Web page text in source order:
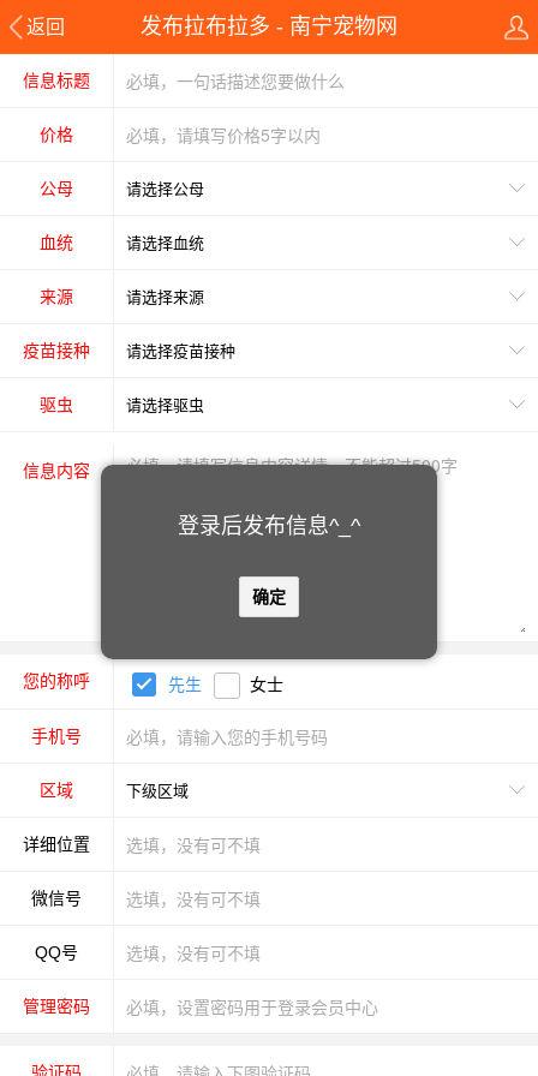
登录后发布信息^_^
确定
返回 发布拉布拉多 - 南宁宠物网
信息标题
价格
公母
血统
来源
疫苗接种
驱虫
信息内容
您的称呼 先生 女士
手机号
区域
详细位置
微信号
QQ号
管理密码